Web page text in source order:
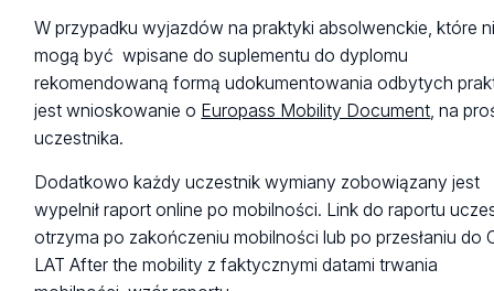
realizowana pociągiem, autobusem, carpooling to
będzie miał prawo do ryczałtu na koszty podróży wg
wyższych stawek.
Oświadczenie dot. środka transportu i
W przypadku wyjazdów na praktyki absolwenckie, które
mogą być wpisane do suplementu do dyplomu
rekomendowaną formą udokumentowania odbytych
jest wnioskowanie o Europass Mobility Document, na
uczestnika.
Dodatkowo każdy uczestnik wymiany zobowiązany jest
wypelnił raport online po mobilności. Link do raportu
otrzyma po zakończeniu mobilności lub po przesłaniu do
LAT After the mobility z faktycznymi datami trwania